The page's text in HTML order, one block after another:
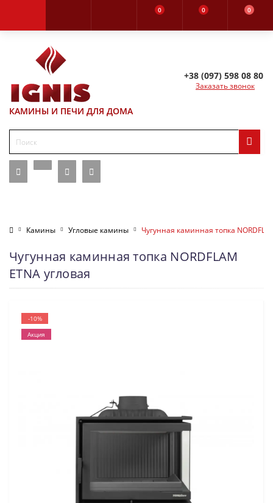
0 0 0
КАМИНЫ И ПЕЧИ ДЛЯ ДОМА
+38 (097) 598 08 80
Заказать звонок
Камины Угловые камины Чугунная каминная топка
Чугунная каминная топка NORDFLAM
ETNA угловая
-10%
Акция